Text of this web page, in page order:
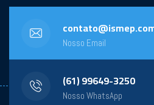
Nosso Email
(61) 99649-3250
Nosso WhatsApp